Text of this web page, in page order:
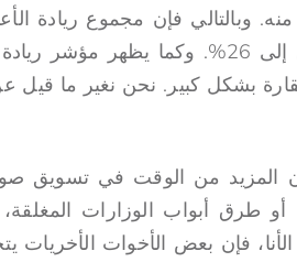
وبالتالي فإن مجموع ريادة
الأفريقيات هو الأعلى في جميع أنحاء العالم، حيث يصل إلى 26%.
بشكل كبير. نحن نغير ما قيل
المزيد من الوقت في تسويق
أو طرق أبواب الوزارات
فإن بعض الأخوات الأخريات